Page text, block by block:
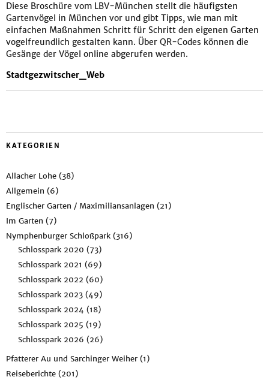
Diese Broschüre vom LBV-München stellt die häufigsten
Gartenvögel in München vor und gibt Tipps, wie man mit
einfachen Maßnahmen Schritt für Schritt den eigenen Garten
vogelfreundlich gestalten kann. Über QR-Codes können die
Gesänge der Vögel online abgerufen werden.
Stadtgezwitscher_Web
KATEGORIEN
Allacher Lohe (38)
Allgemein (6)
Englischer Garten / Maximiliansanlagen (21)
Im Garten (7)
Nymphenburger Schloßpark (316)
Schlosspark 2020 (73)
Schlosspark 2021 (69)
Schlosspark 2022 (60)
Schlosspark 2023 (49)
Schlosspark 2024 (18)
Schlosspark 2025 (19)
Schlosspark 2026 (26)
Pfatterer Au und Sarchinger Weiher (1)
Reiseberichte (201)